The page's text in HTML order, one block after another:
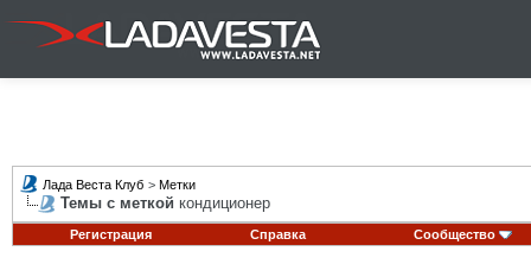
Лада Веста Клуб > Метки
Темы с меткой кондиционер
Регистрация Справка Сообщество